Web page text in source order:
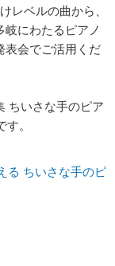
レベルの曲から、
にわたるピアノ
表会でご活用くだ
ちいさな手のピア
。
る ちいさな手のピ